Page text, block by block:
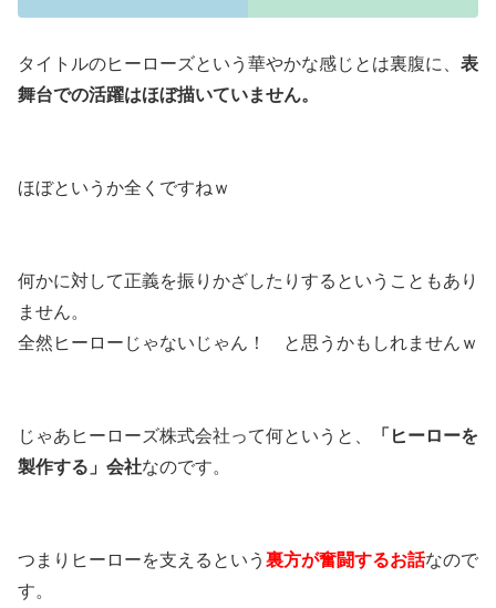
タイトルのヒーローズという華やかな感じとは裏腹に、 表
舞台での活躍はほぼ描いていません。
ほぼというか全くですねｗ
何かに対して正義を振りかざしたりするということもあり
ません。
全然ヒーローじゃないじゃん！ と思うかもしれませんｗ
じゃあヒーローズ株式会社って何というと、
「ヒーローを
製作する」会社なのです。
つまりヒーローを支えるという 裏方が奮闘するお話なので
す。